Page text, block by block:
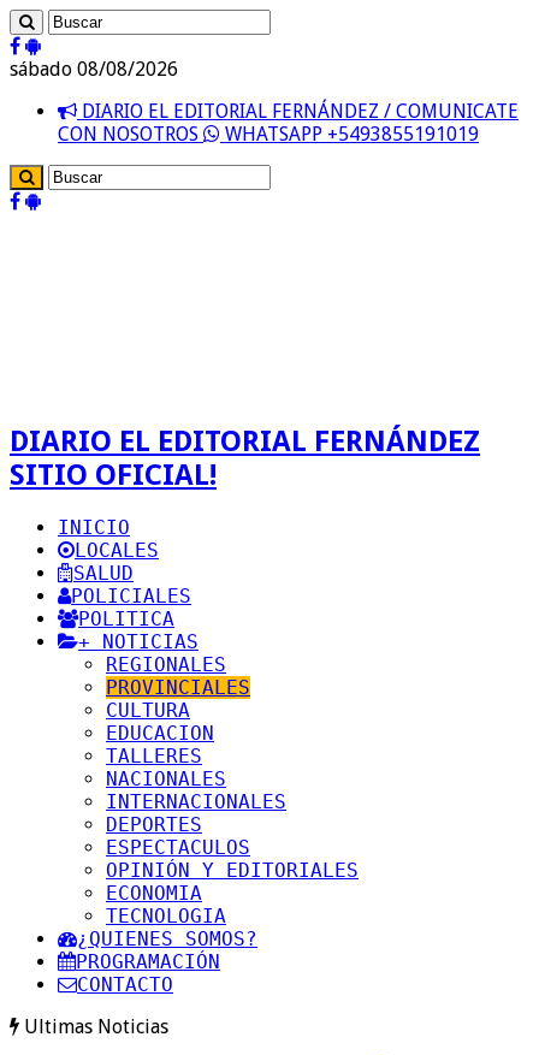
sábado 08/08/2026
DIARIO EL EDITORIAL FERNÁNDEZ / COMUNICATE
CON NOSOTROS
WHATSAPP +5493855191019
DIARIO EL EDITORIAL FERNÁNDEZ
SITIO OFICIAL!
INICIO
LOCALES
SALUD
POLICIALES
POLITICA
+ NOTICIAS
REGIONALES
PROVINCIALES
CULTURA
EDUCACION
TALLERES
NACIONALES
INTERNACIONALES
DEPORTES
ESPECTACULOS
OPINIÓN Y EDITORIALES
ECONOMIA
TECNOLOGIA
¿QUIENES SOMOS?
PROGRAMACIÓN
CONTACTO
Ultimas Noticias